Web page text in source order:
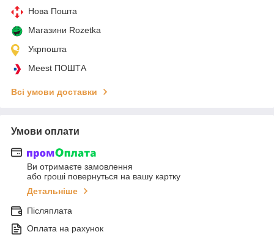
Нова Пошта
Магазини Rozetka
Укрпошта
Meest ПОШТА
Всі умови доставки
Умови оплати
Ви отримаєте замовлення
або гроші повернуться на вашу картку
Детальніше
Післяплата
Оплата на рахунок